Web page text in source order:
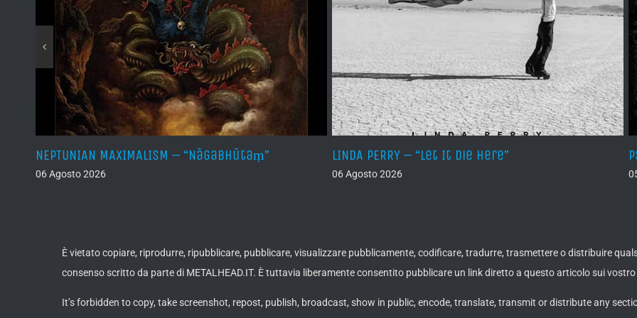
NEPTUNIAN MAXIMALISM – “Nāgabhūtaṃ”
06 Agosto 2026
LINDA PERRY – “Let It Die Here”
06 Agosto 2026
È vietato copiare, riprodurre, ripubblicare, pubblicare, visualizzare pubblicamente, codificare, tradurre, trasmettere o distribuire
consenso scritto da parte di METALHEAD.IT. È tuttavia liberamente consentito pubblicare un link diretto a questo articolo sui
It’s forbidden to copy, take screenshot, repost, publish, broadcast, show in public, encode, translate, transmit or distribute any